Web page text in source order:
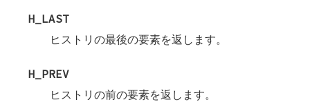
H_LAST
ヒストリの最後の要素を返します。
H_PREV
ヒストリの前の要素を返します。